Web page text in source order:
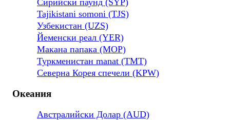
Сирийски паунд (SYP)
Tajikistani somoni (TJS)
Узбекистан (UZS)
Йеменски реал (YER)
Макана папака (MOP)
Туркменистан manat (TMT)
Северна Корея спечели (KPW)
Океания
Австралийски Долар (AUD)